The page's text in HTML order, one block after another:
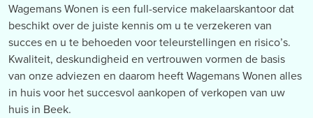
Wagemans Wonen is een full-service makelaarskantoor dat
beschikt over de juiste kennis om u te verzekeren van
succes en u te behoeden voor teleurstellingen en risico’s.
Kwaliteit, deskundigheid en vertrouwen vormen de basis
van onze adviezen en daarom heeft Wagemans Wonen alles
in huis voor het succesvol aankopen of verkopen van uw
huis in Beek.